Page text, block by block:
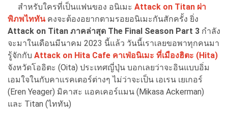
สำหรับใครที่เป็นแฟนของ อนิเมะ Attack on Titan ผ่า
พิภพไททันคงจะต้องอยากตามรอยอนิเมะกันสักครั้ง ยิ่ง
Attack on Titan ภาคล่าสุด The Final Season Part 3 กำลัง
จะมาในเดือนมีนาคม 2023 นี้แล้ว วันนี้เราเลยขอพาทุกคนมา
รู้จักกับ Attack on Hita Cafe คาเฟ่อนิเมะ ที่เมืองฮิตะ (Hita)
จังหวัดโออิตะ (Oita) ประเทศญี่ปุ่น บอกเลยว่าจะอินแบบอิ่ม
เอมใจในกับคาแรคเตอร์ต่างๆ ไม่ว่าจะเป็น เอเรน เยเกอร์
(Eren Yeager) มิคาสะ แอคเคอร์แมน (Mikasa Ackerman)
และ Titan (ไททัน)